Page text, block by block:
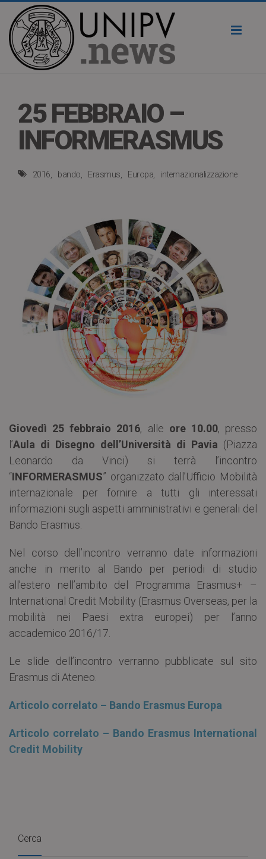
25 FEBBRAIO –
INFORMERASMUS
2016 bando Erasmus Europa internazionalizzazione
Giovedì 25 febbraio 2016, alle ore 10.00, presso
l’Aula di Disegno dell’Università di Pavia (Piazza
Leonardo da Vinci) si terrà l’incontro
“INFORMERASMUS” organizzato dall’Ufficio Mobilità
internazionale per fornire a tutti gli interessati
informazioni sugli aspetti amministrativi e generali del
Bando Erasmus.
Nel corso dell’incontro verranno date informazioni
anche in merito al Bando per periodi di studio
all’estero nell’ambito del Programma Erasmus+ –
International Credit Mobility (Erasmus Overseas, per la
mobilità nei Paesi extra europei) per l’anno
accademico 2016/17.
Le slide dell’incontro verranno pubblicate sul sito
Erasmus di Ateneo.
Articolo correlato – Bando Erasmus Europa
Articolo correlato – Bando Erasmus International
Credit Mobility
Cerca